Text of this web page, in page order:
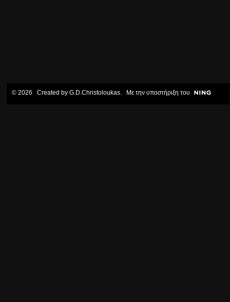
© 2026 Created by G.D.Christoloukas. Με την υποστήριξη του